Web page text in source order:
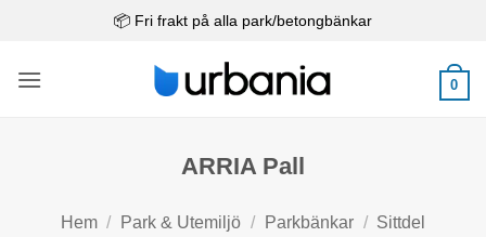
📦 Fri frakt på alla park/betongbänkar
0
ARRIA Pall
Hem / Park & Utemiljö / Parkbänkar / Sittdel